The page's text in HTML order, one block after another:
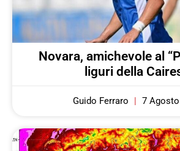
Novara, amichevole al
liguri della
Guido Ferraro 7